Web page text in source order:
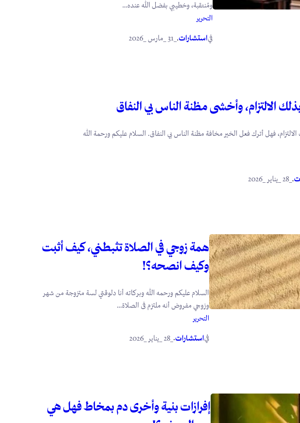
ومُنتقبة، وخطيبي بفضل الله عنده…
التحرير
فياستشارات.
الالتزام، وأخشى مظنة الناس بي النفاق
فهل أترك فعل الخير مخافة مظنة الناس بي النفاق. السلام عليكم ورحمة الله
.
همة زوجي في الصلاة تثبطني، كيف أثبت
وكيف انصحه؟!
السلام عليكم ورحمه الله وبركاته أنا دلوقتي لسة متزوجة من شهر
وزوجي مفروض أنه ملتزم فى الصلاة…
التحرير
فياستشارات.
إفرازات بنية وأخرى دم بمخاط فهل هي